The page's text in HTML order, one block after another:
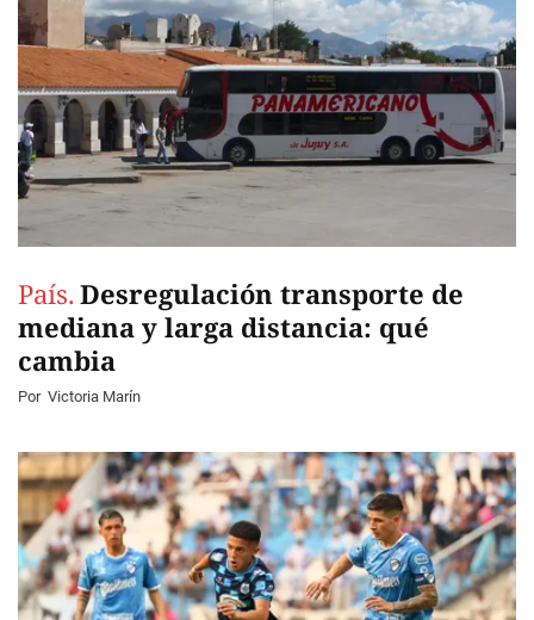
País. Desregulación transporte de
mediana y larga distancia: qué
cambia
Por Victoria Marín